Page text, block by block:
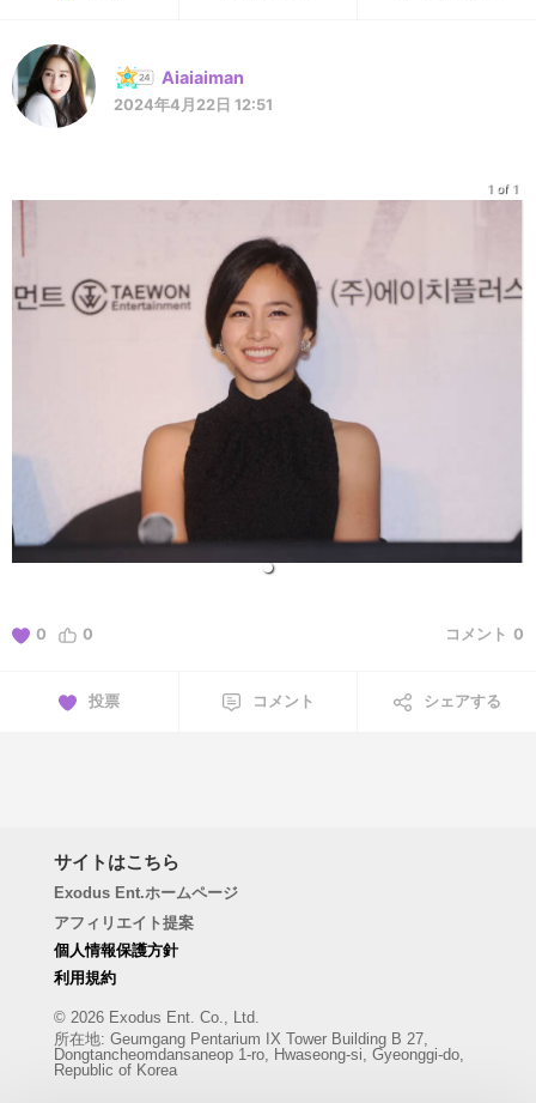
Aiaiaiman
2024年4月22日 12:51
1 of 1
0 0 コメント 0
投票 コメント シェアする
サイトはこちら
Exodus Ent.ホームページ
アフィリエイト提案
個人情報保護方針
利用規約
© 2026 Exodus Ent. Co., Ltd.
所在地: Geumgang Pentarium IX Tower Building B 27,
Dongtancheomdansaneop 1-ro, Hwaseong-si, Gyeonggi-do,
Republic of Korea